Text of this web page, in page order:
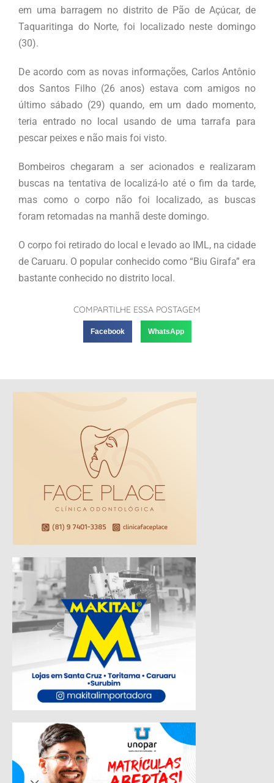
em uma barragem no distrito de Pão de Açúcar, de
Taquaritinga do Norte, foi localizado neste domingo
(30).
De acordo com as novas informações, Carlos Antônio
dos Santos Filho (26 anos) estava com amigos no
último sábado (29) quando, em um dado momento,
teria entrado no local usando de uma tarrafa para
pescar peixes e não mais foi visto.
Bombeiros chegaram a ser acionados e realizaram
buscas na tentativa de localizá-lo até o fim da tarde,
mas como o corpo não foi localizado, as buscas
foram retomadas na manhã deste domingo.
O corpo foi retirado do local e levado ao IML, na cidade
de Caruaru. O popular conhecido como “Biu Girafa” era
bastante conhecido no distrito local.
COMPARTILHE ESSA POSTAGEM
Facebook WhatsApp